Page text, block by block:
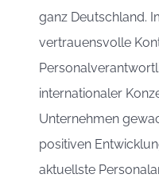
ganz Deutschland.
vertrauensvolle
internationaler
Unternehmen
positiven
aktuellste